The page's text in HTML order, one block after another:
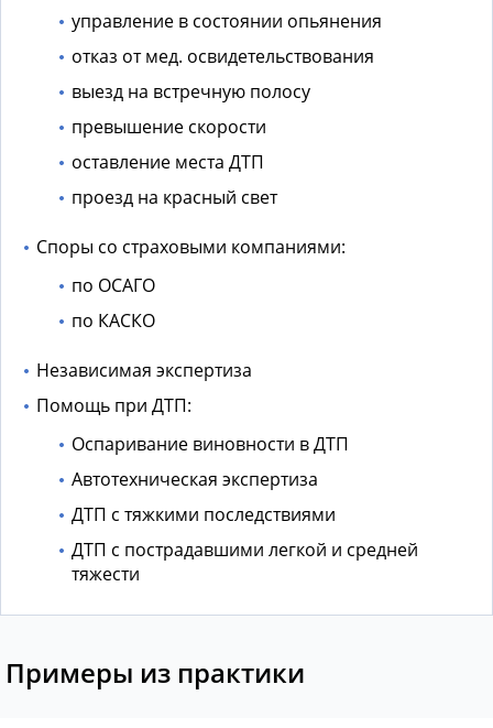
управление в состоянии опьянения
отказ от мед. освидетельствования
выезд на встречную полосу
превышение скорости
оставление места ДТП
проезд на красный свет
Споры со страховыми компаниями:
по ОСАГО
по КАСКО
Независимая экспертиза
Помощь при ДТП:
Оспаривание виновности в ДТП
Автотехническая экспертиза
ДТП с тяжкими последствиями
ДТП с пострадавшими легкой и средней
тяжести
Примеры из практики